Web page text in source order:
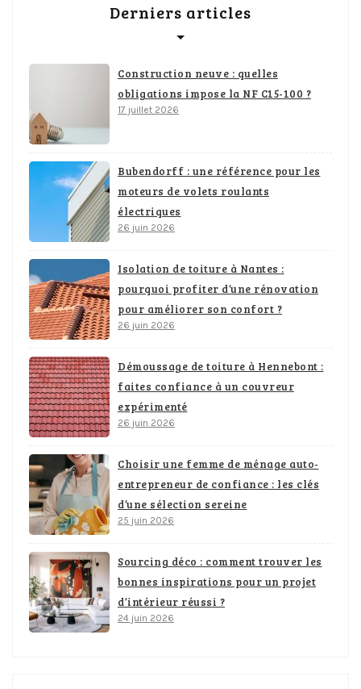
Derniers articles
Construction neuve : quelles
obligations impose la NF C15-100 ?
17 juillet 2026
Bubendorff : une référence pour les
moteurs de volets roulants
électriques
26 juin 2026
Isolation de toiture à Nantes :
pourquoi profiter d’une rénovation
pour améliorer son confort ?
26 juin 2026
Démoussage de toiture à Hennebont :
faites confiance à un couvreur
expérimenté
26 juin 2026
Choisir une femme de ménage auto-
entrepreneur de confiance : les clés
d’une sélection sereine
25 juin 2026
Sourcing déco : comment trouver les
bonnes inspirations pour un projet
d’intérieur réussi ?
24 juin 2026